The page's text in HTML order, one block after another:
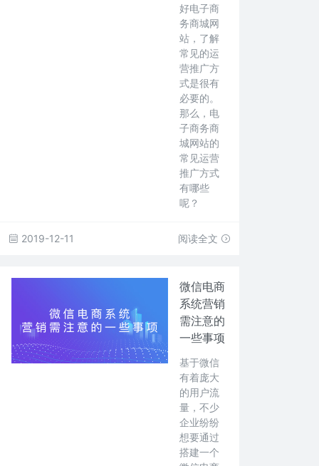
好电子商
务商城网
站，了解
常见的运
营推广方
式是很有
必要的。
那么，电
子商务商
城网站的
常见运营
推广方式
有哪些
呢？
2019-12-11 阅读全文
微信电商
系统营销
需注意的
一些事项
基于微信
有着庞大
的用户流
量，不少
企业纷纷
想要通过
搭建一个